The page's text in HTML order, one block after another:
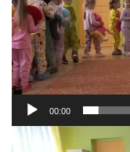
00:00
Video